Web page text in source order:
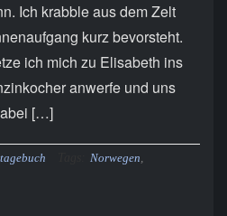
Ich krabble aus dem Zelt
kurz bevorsteht.
ich mich zu Elisabeth ins
anwerfe und uns
[…]
Norwegen,